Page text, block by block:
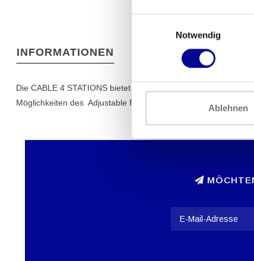
Notwendig
Ablehnen
INFORMATIONEN
Die CABLE 4 STATIONS bietet eine Vielzahl von
Möglichkeiten des Adjustable Pulley bieten noch mehr